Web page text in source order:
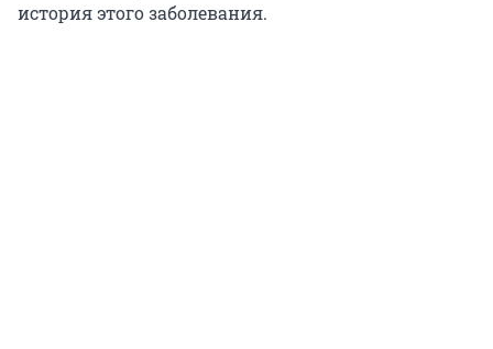
история этого заболевания.